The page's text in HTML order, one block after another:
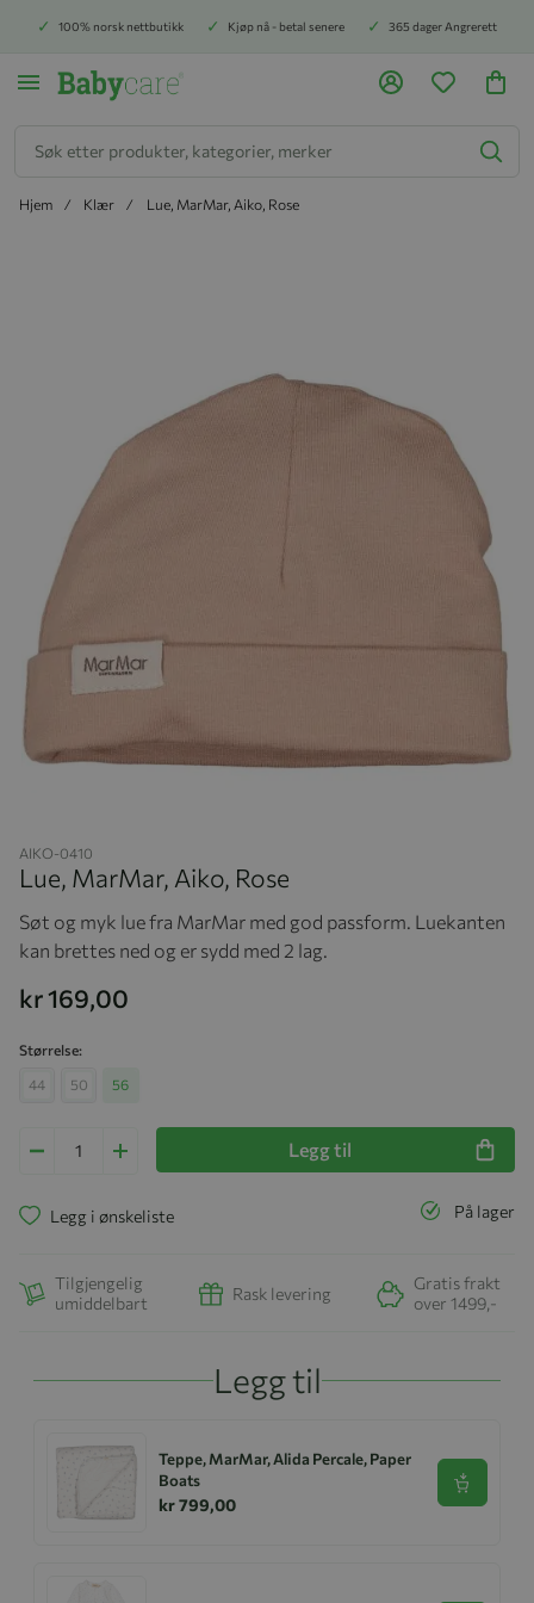
100% norsk nettbutikk Kjøp nå - betal senere 365 dager Angrerett
Hjem Klær Lue, MarMar, Aiko, Rose
AIKO-0410
Lue, MarMar, Aiko, Rose
Søt og myk lue fra MarMar med god passform. Luekanten
kan brettes ned og er sydd med 2 lag.
kr 169,00
Størrelse
44 50 56
Legg til
På lager
Legg i ønskeliste
Tilgjengelig
umiddelbart
Rask levering
Gratis frakt
over 1499,-
Legg til
Teppe, MarMar, Alida Percale, Paper
Boats
kr 799,00
Se